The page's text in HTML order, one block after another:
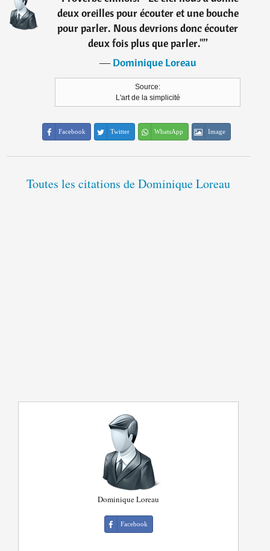
deux oreilles pour écouter et une bouche
pour parler. Nous devrions donc écouter
deux fois plus que parler."”
―Dominique Loreau
Source:
L'art de la simplicité
Facebook Twitter WhatsApp Image
Toutes les citations de Dominique Loreau
Dominique Loreau
Facebook